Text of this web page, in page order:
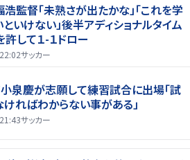
監督「未熟さが出たかな」「これを学
いけない」後半アディショナルタイム
して１-１ドロー
サッカー
小泉慶が志願して練習試合に出場「試
ればわからない事がある」
サッカー